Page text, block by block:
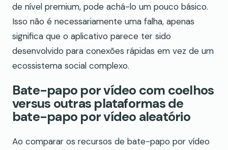
de nível premium, pode achá-lo um pouco básico.
Isso não é necessariamente uma falha, apenas
significa que o aplicativo parece ter sido
desenvolvido para conexões rápidas em vez de um
ecossistema social complexo.
Bate-papo por vídeo com coelhos
versus outras plataformas de
bate-papo por vídeo aleatório
Ao comparar os recursos de bate-papo por vídeo